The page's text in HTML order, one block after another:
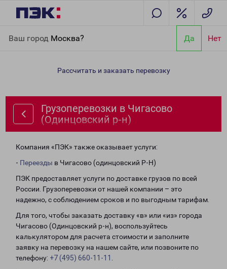
Ваш город Москва? Да Нет
(Одинцовский р-н)
Рассчитать и заказать перевозку
Грузоперевозки в Чигасово
(Одинцовский р-н)
Компания «ПЭК» также оказывает услуги:
- Переезды в Чигасово (одинцовский Р-Н)
ПЭК предоставляет услуги по доставке грузов по всей
России. Грузоперевозки от нашей компании – это
надежно, с соблюдением сроков и по выгодным тарифам.
Для того, чтобы заказать доставку «в» или «из» города
Чигасово (Одинцовский р-н), воспользуйтесь
калькулятором для расчета стоимости и заполните
заявку на перевозку на нашем сайте, или позвоните по
телефону: +7 (495) 660-11-11